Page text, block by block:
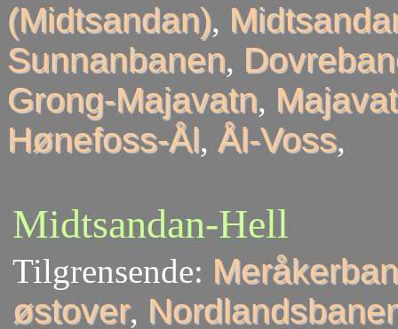
(Midtsandan),
Sunnanbanen,
Grong-Majavatn,
Hønefoss-Ål, Ål-Voss,
Midtsandan-Hell
Tilgrensende:
østover,